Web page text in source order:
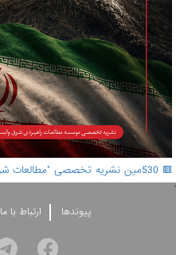
🟥 530مین نشریه تخصصی "مطالعات شرق" منتشر شد.
'
پيوندها ارتباط با ما